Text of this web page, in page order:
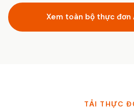
Xem toàn bộ thực đơn
TẢI THỰC